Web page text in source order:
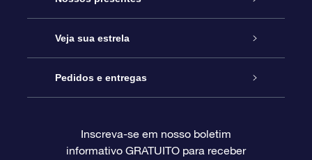
Entre em contato conosco
Blog
Avaliações
Presente estrelar on-line
Pacote de presente da OSR
O cartão de presente da OSR
Veja sua estrela
Star Register
Página estelar personalizada
Pedidos e entregas
Informações de pagamento
Inscreva-se em nosso boletim
informativo GRATUITO para receber